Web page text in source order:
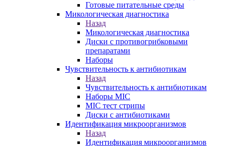
Готовые питательные среды
Микологическая диагностика
Назад
Микологическая диагностика
Диски с противогрибковыми
препаратами
Наборы
Чувствительность к антибиотикам
Назад
Чувствительность к антибиотикам
Наборы MIC
MIC тест стрипы
Диски с антибиотиками
Идентификация микроорганизмов
Назад
Идентификация микроорганизмов